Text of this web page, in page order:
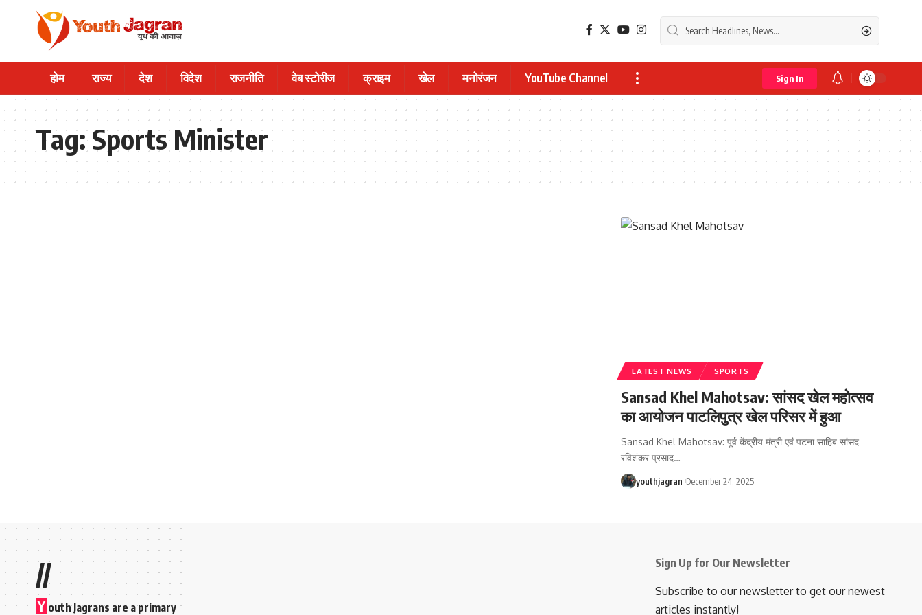
होम राज्य देश विदेश राजनीति वेब स्टोरीज क्राइम खेल मनोरंजन YouTube Channel Sign In
Tag:Sports Minister
LATEST NEWS SPORTS
Sansad Khel Mahotsav: सांसद खेल महोत्सव
का आयोजन पाटलिपुत्र खेल परिसर में हुआ
Sansad Khel Mahotsav: पूर्व केंद्रीय मंत्री एवं पटना साहिब सांसद
रविशंकर प्रसाद…
youthjagran December 24, 2025
//
Y outh Jagrans are a primary
Sign Up for Our Newsletter
Subscribe to our newsletter to get our newest
articles instantly!